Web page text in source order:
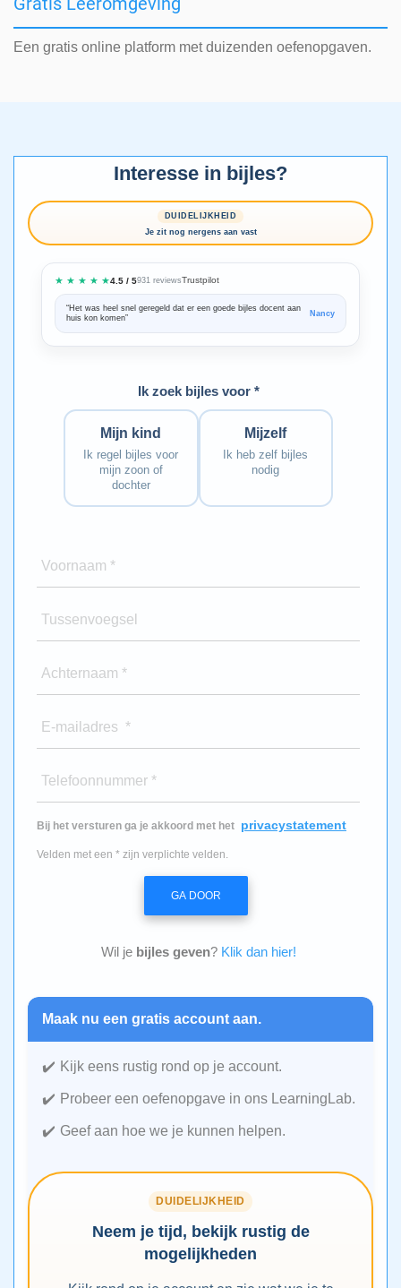
Een gratis online platform met duizenden oefenopgaven.
Interesse in bijles?
DUIDELIJKHEID
Je zit nog nergens aan vast
★ ★ ★ ★ ★4.5 / 5931 reviewsTrustpilot
“Het was heel snel geregeld dat er een goede bijles docent aan
huis kon komen”
Nancy
Ik zoek bijles voor *
Mijn kind
Ik regel bijles voor
mijn zoon of
dochter
Mijzelf
Ik heb zelf bijles
nodig
Voornaam *
Tussenvoegsel
Achternaam *
E-mailadres *
Telefoonnummer *
Bij het versturen ga je akkoord met het privacystatement
Velden met een * zijn verplichte velden.
GA DOOR
Wil je bijles geven? Klik dan hier!
Maak nu een gratis account aan.
Kijk eens rustig rond op je account.
Probeer een oefenopgave in ons LearningLab.
Geef aan hoe we je kunnen helpen.
DUIDELIJKHEID
Neem je tijd, bekijk rustig de
mogelijkheden